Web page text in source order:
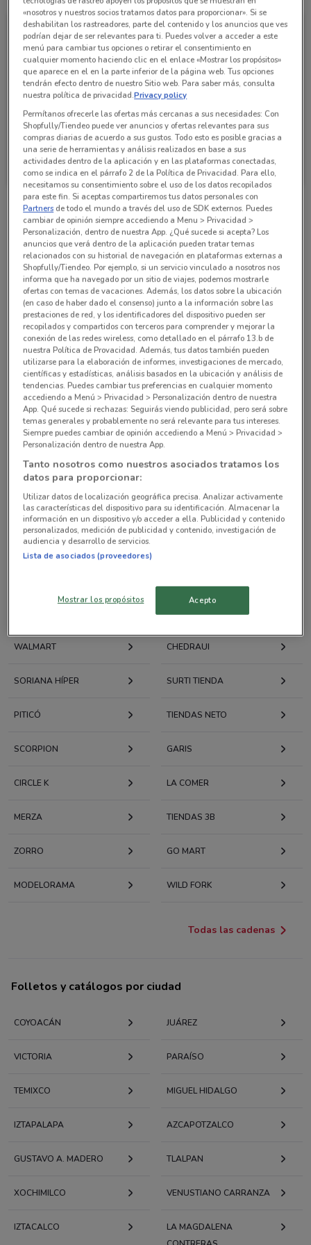
Walmart Express
Caduca el 31/12 726 m
Sucursales Walmart Express alrededor
A.v Revolución , 1817 Cuauhtémoc (cdmx)
1.1 km
A.v San Jeronimo, 273 Calle Iglesia La Magdalena
Contreras
2 km
Real de Mayorazgo 130 Coyoacán
2.3 km
Calzada de los Leones 242 Álvaro Obregón
2.5 km
A.v Miguel Angel de Quevedo 870 Coyoacán
2.6 km
Todas las tiendas Walmart Express
Tiendas cercanas con ofertas vigentes
WALMART CHEDRAUI
SORIANA HÍPER SURTI TIENDA
PITICÓ TIENDAS NETO
SCORPION GARIS
CIRCLE K LA COMER
MERZA TIENDAS 3B
ZORRO GO MART
MODELORAMA WILD FORK
Todas las cadenas
Folletos y catálogos por ciudad
COYOACÁN JUÁREZ
VICTORIA PARAÍSO
TEMIXCO MIGUEL HIDALGO
IZTAPALAPA AZCAPOTZALCO
GUSTAVO A. MADERO TLALPAN
XOCHIMILCO VENUSTIANO CARRANZA
IZTACALCO
LA MAGDALENA
«nosotros y nuestros socios tratamos datos para proporcionar». Si se
deshabilitan los rastreadores, parte del contenido y los anuncios que ves
podrían dejar de ser relevantes para ti. Puedes volver a acceder a este
menú para cambiar tus opciones o retirar el consentimiento en
cualquier momento haciendo clic en el enlace «Mostrar los propósitos»
que aparece en el en la parte inferior de la página web. Tus opciones
tendrán efecto dentro de nuestro Sitio web. Para saber más, consulta
nuestra política de privacidad.Privacy policy
Permítanos ofrecerle las ofertas más cercanas a sus necesidades: Con
Shopfully/Tiendeo puede ver anuncios y ofertas relevantes para sus
compras diarias de acuerdo a sus gustos. Todo esto es posible gracias a
una serie de herramientas y análisis realizados en base a sus
actividades dentro de la aplicación y en las plataformas conectadas,
como se indica en el párrafo 2 de la Política de Privacidad. Para ello,
necesitamos su consentimiento sobre el uso de los datos recopilados
para este fin. Si aceptas compartiremos tus datos personales con
Partners de todo el mundo a través del uso de SDK externos. Puedes
cambiar de opinión siempre accediendo a Menu > Privacidad >
Personalización, dentro de nuestra App. ¿Qué sucede si acepta? Los
anuncios que verá dentro de la aplicación pueden tratar temas
relacionados con su historial de navegación en plataformas externas a
Shopfully/Tiendeo. Por ejemplo, si un servicio vinculado a nosotros nos
informa que ha navegado por un sitio de viajes, podemos mostrarle
ofertas con temas de vacaciones. Además, los datos sobre la ubicación
(en caso de haber dado el consenso) junto a la información sobre las
prestaciones de red, y los identificadores del dispositivo pueden ser
recopilados y compartidos con terceros para comprender y mejorar la
conexión de las redes wireless, como detallado en el párrafo 13.b de
nuestra Política de Provacidad. Además, tus datos también pueden
utilizarse para la elaboración de informes, investigaciones de mercado,
científicas y estadísticas, análisis basados en la ubicación y análisis de
tendencias. Puedes cambiar tus preferencias en cualquier momento
accediendo a Menú > Privacidad > Personalización dentro de nuestra
App. Qué sucede si rechazas: Seguirás viendo publicidad, pero será sobre
temas generales y probablemente no será relevante para tus intereses.
Siempre puedes cambiar de opinión accediendo a Menú > Privacidad >
Personalización dentro de nuestra App.
Tanto nosotros como nuestros asociados tratamos los
datos para proporcionar:
Utilizar datos de localización geográfica precisa. Analizar activamente
las características del dispositivo para su identificación. Almacenar la
información en un dispositivo y/o acceder a ella. Publicidad y contenido
personalizados, medición de publicidad y contenido, investigación de
audiencia y desarrollo de servicios.
Lista de asociados (proveedores)
Mostrar los propósitos Acepto